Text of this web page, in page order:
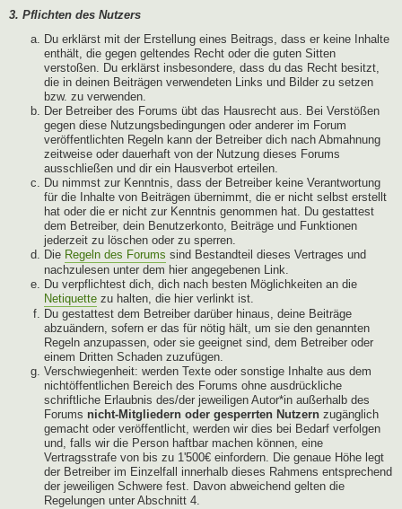
3. Pflichten des Nutzers
Du erklärst mit der Erstellung eines Beitrags, dass er keine Inhalte
enthält, die gegen geltendes Recht oder die guten Sitten
verstoßen. Du erklärst insbesondere, dass du das Recht besitzt,
die in deinen Beiträgen verwendeten Links und Bilder zu setzen
bzw. zu verwenden.
Der Betreiber des Forums übt das Hausrecht aus. Bei Verstößen
gegen diese Nutzungsbedingungen oder anderer im Forum
veröffentlichten Regeln kann der Betreiber dich nach Abmahnung
zeitweise oder dauerhaft von der Nutzung dieses Forums
ausschließen und dir ein Hausverbot erteilen.
Du nimmst zur Kenntnis, dass der Betreiber keine Verantwortung
für die Inhalte von Beiträgen übernimmt, die er nicht selbst erstellt
hat oder die er nicht zur Kenntnis genommen hat. Du gestattest
dem Betreiber, dein Benutzerkonto, Beiträge und Funktionen
jederzeit zu löschen oder zu sperren.
Die Regeln des Forums sind Bestandteil dieses Vertrages und
nachzulesen unter dem hier angegebenen Link.
Du verpflichtest dich, dich nach besten Möglichkeiten an die
Netiquette zu halten, die hier verlinkt ist.
Du gestattest dem Betreiber darüber hinaus, deine Beiträge
abzuändern, sofern er das für nötig hält, um sie den genannten
Regeln anzupassen, oder sie geeignet sind, dem Betreiber oder
einem Dritten Schaden zuzufügen.
Verschwiegenheit: werden Texte oder sonstige Inhalte aus dem
nichtöffentlichen Bereich des Forums ohne ausdrückliche
schriftliche Erlaubnis des/der jeweiligen Autor*in außerhalb des
Forums nicht-Mitgliedern oder gesperrten Nutzern zugänglich
gemacht oder veröffentlicht, werden wir dies bei Bedarf verfolgen
und, falls wir die Person haftbar machen können, eine
Vertragsstrafe von bis zu 1'500€ einfordern. Die genaue Höhe legt
der Betreiber im Einzelfall innerhalb dieses Rahmens entsprechend
der jeweiligen Schwere fest. Davon abweichend gelten die
Regelungen unter Abschnitt 4.